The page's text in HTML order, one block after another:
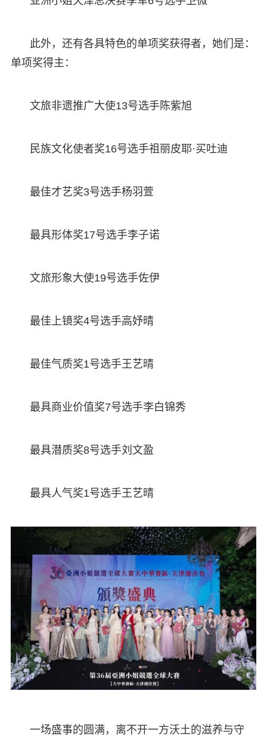
此外，还有各具特色的单项奖获得者，她们是：
单项奖得主：
文旅非遗推广大使13号选手陈紫旭
民族文化使者奖16号选手祖丽皮耶·买吐迪
最佳才艺奖3号选手杨羽萱
最具形体奖17号选手李子诺
文旅形象大使19号选手佐伊
最佳上镜奖4号选手高妤晴
最佳气质奖1号选手王艺晴
最具商业价值奖7号选手李白锦秀
最具潜质奖8号选手刘文盈
最具人气奖1号选手王艺晴
一场盛事的圆满，离不开一方沃土的滋养与守